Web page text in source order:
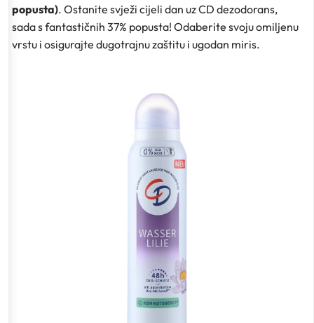
popusta). Ostanite svježi cijeli dan uz CD dezodorans,
sada s fantastičnih 37% popusta! Odaberite svoju omiljenu
vrstu i osigurajte dugotrajnu zaštitu i ugodan miris.